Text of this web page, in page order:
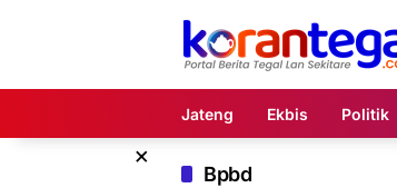
Jateng Ekbis Politik
×
Bpbd